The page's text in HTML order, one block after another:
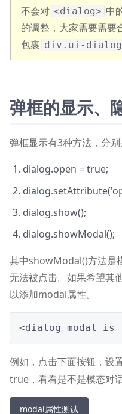
不会对 <dialog> 中
的调整，大家需要需要
包裹 div.ui-
弹框的显示、
弹框显示有3种方法，分别
dialog.open = true;
dialog.show();
dialog.showModal();
其中showModal()方法是
无法被点击。如果希望其
以添加modal属性。
<dialog modal
例如，点击下面按钮，设
true，看看是不是模态对
modal属性测试